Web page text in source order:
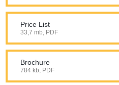
Price List
33,7 mb, PDF
Brochure
784 kb, PDF